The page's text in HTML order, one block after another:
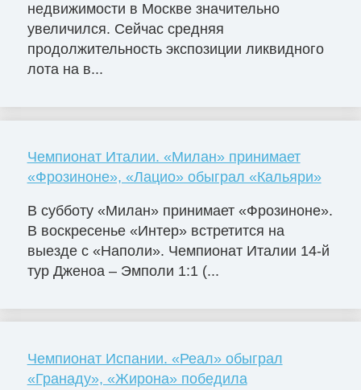
недвижимости в Москве значительно
увеличился. Сейчас средняя
продолжительность экспозиции ликвидного
лота на в...
Чемпионат Италии. «Милан» принимает
«Фрозиноне», «Лацио» обыграл «Кальяри»
В субботу «Милан» принимает «Фрозиноне».
В воскресенье «Интер» встретится на
выезде с «Наполи». Чемпионат Италии 14-й
тур Дженоа – Эмполи 1:1 (...
Чемпионат Испании. «Реал» обыграл
«Гранаду», «Жирона» победила